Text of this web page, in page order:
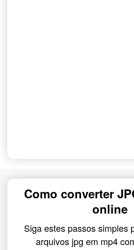
Como converter
online
Siga estes passos simples
arquivos jpg em mp4